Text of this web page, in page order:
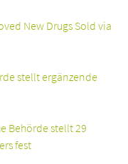
New Drugs Sold via
stellt ergänzende
Behörde stellt 29
fest